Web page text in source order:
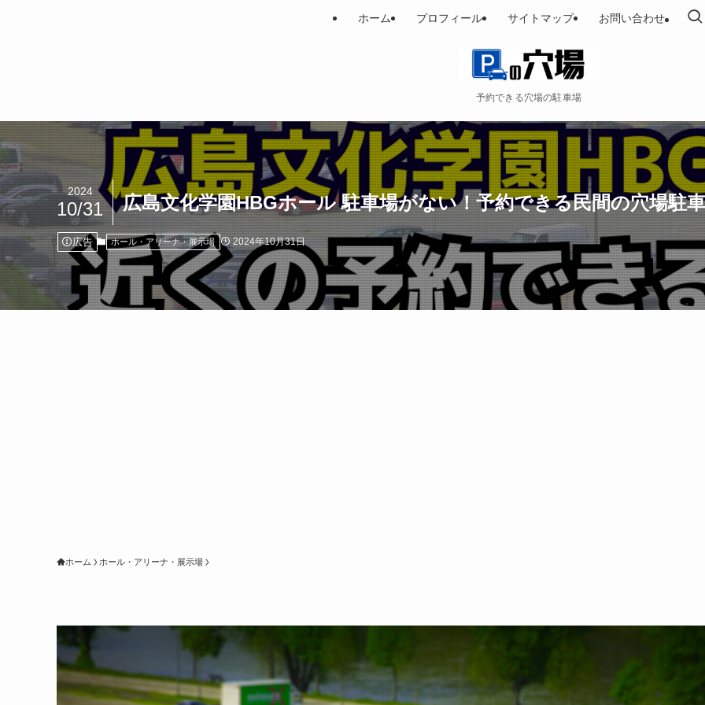
予約できる穴場の駐車場
ホーム プロフィール サイトマップ お問い合わせ
広島文化学園HBGホール 駐車場がない！予約できる民間の穴場駐
2024
10/31
広告 ホール・アリーナ・展示場 2024年10月31日
ホーム ホール・アリーナ・展示場